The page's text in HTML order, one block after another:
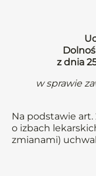
z dnia
w sprawie
Na podstawie
o izbach
zmianami)